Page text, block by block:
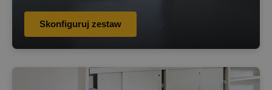
Skonfiguruj zestaw